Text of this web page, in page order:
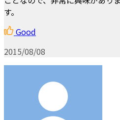
す。
Good
2015/08/08